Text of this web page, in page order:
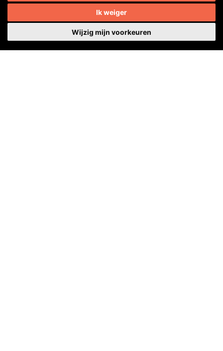
Ik weiger
Wijzig mijn voorkeuren